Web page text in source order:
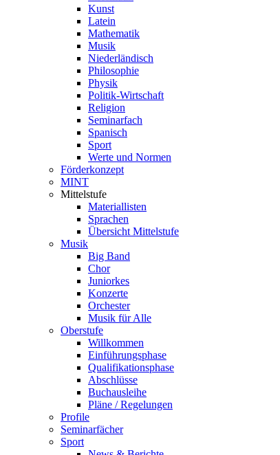
Kunst
Latein
Mathematik
Musik
Niederländisch
Philosophie
Physik
Politik-Wirtschaft
Religion
Seminarfach
Spanisch
Sport
Werte und Normen
Förderkonzept
MINT
Mittelstufe
Materiallisten
Sprachen
Übersicht Mittelstufe
Musik
Big Band
Chor
Juniorkes
Konzerte
Orchester
Musik für Alle
Oberstufe
Willkommen
Einführungsphase
Qualifikationsphase
Abschlüsse
Buchausleihe
Pläne / Regelungen
Profile
Seminarfächer
Sport